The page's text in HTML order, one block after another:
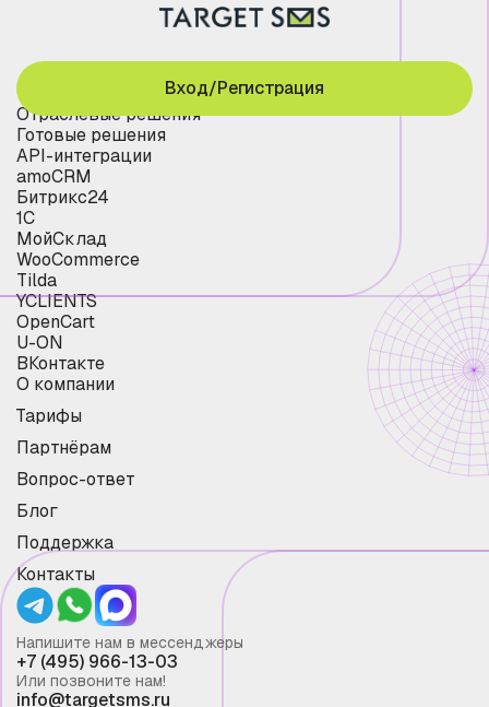
Отраслевые решения
Готовые решения
API-интеграции
amoCRM
Битрикс24
1С
МойСклад
WooCommerce
Tilda
YCLIENTS
OpenCart
U-ON
ВКонтакте
О компании
Тарифы
Партнёрам
Вопрос-ответ
Блог
Поддержка
Контакты
Вход/Регистрация
Напишите нам в мессенджеры
+7 (495) 966-13-03
Или позвоните нам!
info@targetsms.ru